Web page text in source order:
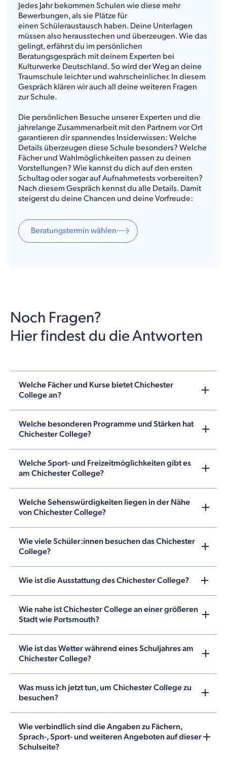
Jedes Jahr bekommen Schulen wie diese mehr
Bewerbungen, als sie Plätze für
einen Schüleraustausch haben. Deine Unterlagen
müssen also herausstechen und überzeugen. Wie das
gelingt, erfährst du im persönlichen
Beratungsgespräch mit deinem Experten bei
Kulturwerke Deutschland. So wird der Weg an deine
Traumschule leichter und wahrscheinlicher. In diesem
Gespräch klären wir auch all deine weiteren Fragen
zur Schule.
Die persönlichen Besuche unserer Experten und die
jahrelange Zusammenarbeit mit den Partnern vor Ort
garantieren dir spannendes Insiderwissen: Welche
Details überzeugen diese Schule besonders? Welche
Fächer und Wahlmöglichkeiten passen zu deinen
Vorstellungen? Wie kannst du dich auf den ersten
Schultag oder sogar auf Aufnahmetests vorbereiten?
Nach diesem Gespräch kennst du alle Details. Damit
steigerst du deine Chancen und deine Vorfreude:
Beratungstermin wählen
Noch Fragen?
Hier findest du die Antworten
Welche Fächer und Kurse bietet Chichester
College an?
Welche besonderen Programme und Stärken hat
Chichester College?
Welche Sport- und Freizeitmöglichkeiten gibt es
am Chichester College?
Welche Sehenswürdigkeiten liegen in der Nähe
von Chichester College?
Wie viele Schüler:innen besuchen das Chichester
College?
Wie ist die Ausstattung des Chichester College?
Wie nahe ist Chichester College an einer größeren
Stadt wie Portsmouth?
Wie ist das Wetter während eines Schuljahres am
Chichester College?
Was muss ich jetzt tun, um Chichester College zu
besuchen?
Wie verbindlich sind die Angaben zu Fächern,
Sprach-, Sport- und weiteren Angeboten auf dieser
Schulseite?